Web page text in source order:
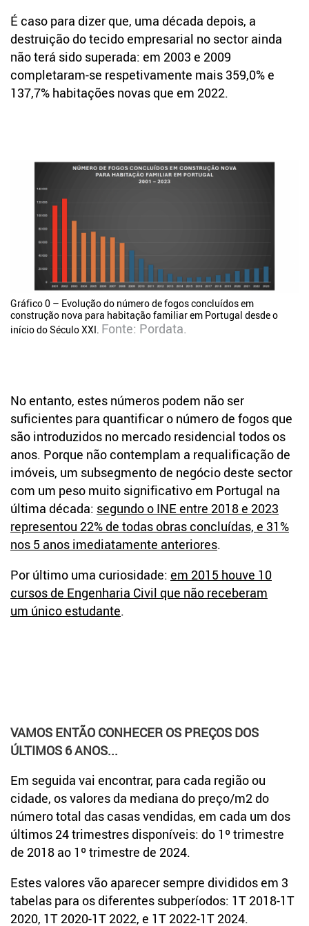
É caso para dizer que, uma década depois, a
destruição do tecido empresarial no sector ainda
não terá sido superada: em 2003 e 2009
completaram-se respetivamente mais 359,0% e
137,7% habitações novas que em 2022.
Gráfico 0 – Evolução do número de fogos concluídos em
construção nova para habitação familiar em Portugal desde o
início do Século XXI. Fonte: Pordata.
No entanto, estes números podem não ser
suficientes para quantificar o número de fogos que
são introduzidos no mercado residencial todos os
anos. Porque não contemplam a requalificação de
imóveis, um subsegmento de negócio deste sector
com um peso muito significativo em Portugal na
última década: segundo o INE entre 2018 e 2023
representou 22% de todas obras concluídas, e 31%
nos 5 anos imediatamente anteriores.
Por último uma curiosidade: em 2015 houve 10
cursos de Engenharia Civil que não receberam
um único estudante.
VAMOS ENTÃO CONHECER OS PREÇOS DOS
ÚLTIMOS 6 ANOS...
Em seguida vai encontrar, para cada região ou
cidade, os valores da mediana do preço/m2 do
número total das casas vendidas, em cada um dos
últimos 24 trimestres disponíveis: do 1º trimestre
de 2018 ao 1º trimestre de 2024.
Estes valores vão aparecer sempre divididos em 3
tabelas para os diferentes subperíodos: 1T 2018-1T
2020, 1T 2020-1T 2022, e 1T 2022-1T 2024.